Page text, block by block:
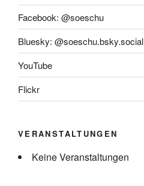
Facebook: @soeschu
Bluesky: @soeschu.bsky.social
YouTube
Flickr
VERANSTALTUNGEN
Keine Veranstaltungen